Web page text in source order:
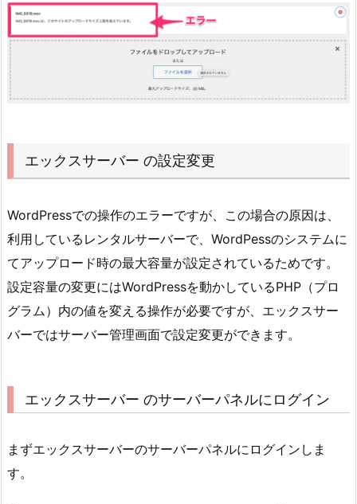
エックスサーバー の設定変更
WordPressでの操作のエラーですが、この場合の原因は、
利用しているレンタルサーバーで、WordPessのシステムに
てアップロード時の最大容量が設定されているためです。
設定容量の変更にはWordPressを動かしているPHP（プロ
グラム）内の値を変える操作が必要ですが、エックスサー
バーではサーバー管理画面で設定変更ができます。
エックスサーバー のサーバーパネルにログイン
まずエックスサーバーのサーバーパネルにログインしま
す。